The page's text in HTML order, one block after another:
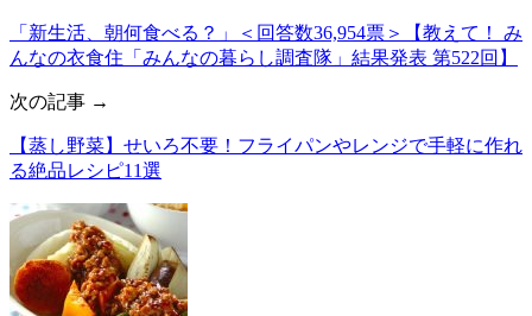
「新生活、朝何食べる？」＜回答数36,954票＞【教えて！ み
んなの衣食住「みんなの暮らし調査隊」結果発表 第522回】
次の記事 →
【蒸し野菜】せいろ不要！フライパンやレンジで手軽に作れ
る絶品レシピ11選